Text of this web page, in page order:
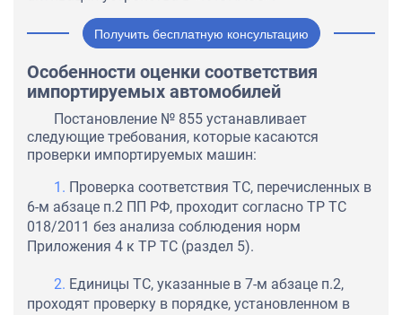
Получить бесплатную консультацию
Особенности оценки соответствия
импортируемых автомобилей
Постановление № 855 устанавливает
следующие требования, которые касаются
проверки импортируемых машин:
Проверка соответствия ТС, перечисленных в
6-м абзаце п.2 ПП РФ, проходит согласно ТР ТС
018/2011 без анализа соблюдения норм
Приложения 4 к ТР ТС (раздел 5).
Единицы ТС, указанные в 7-м абзаце п.2,
проходят проверку в порядке, установленном в